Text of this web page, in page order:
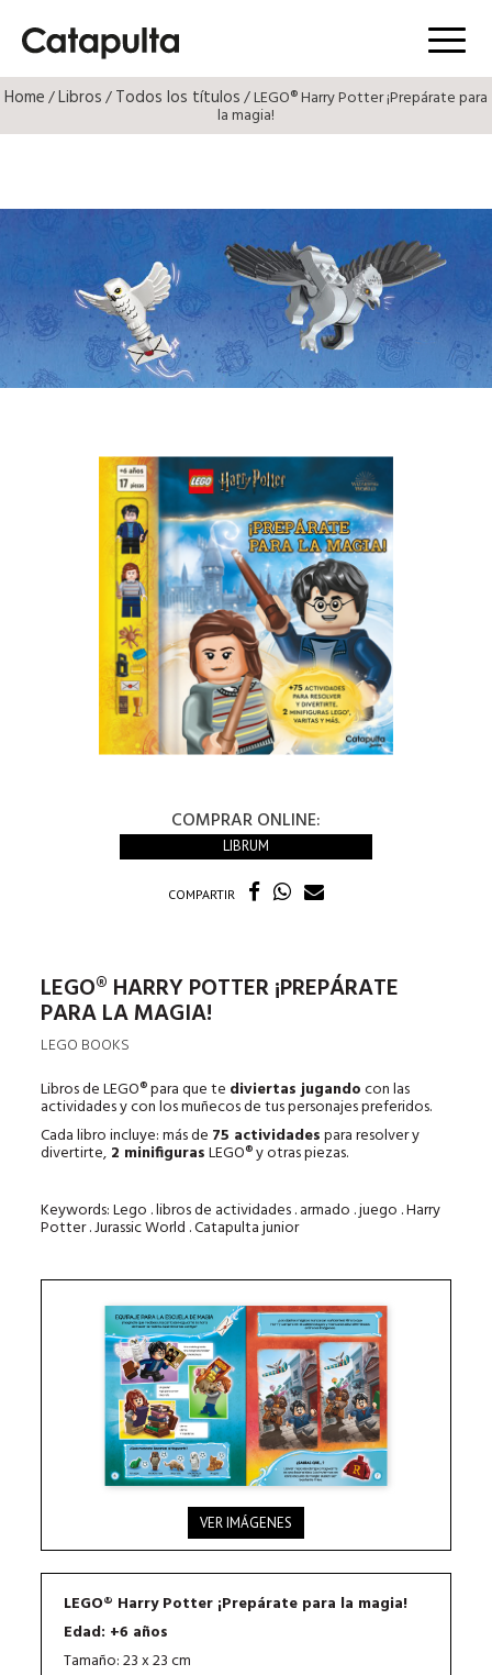
Menú
Home/Libros/Todos los títulos/ LEGO® Harry Potter ¡Prepárate para
la magia!
COMPRAR ONLINE:
LIBRUM
COMPARTIR
LEGO® HARRY POTTER ¡PREPÁRATE
PARA LA MAGIA!
LEGO BOOKS
Libros de LEGO® para que te diviertas jugandocon las
actividades y con los muñecos de tus personajes preferidos.
Cada libro incluye: más de 75 actividadespara resolver y
divertirte, 2 minifigurasLEGO® y otras piezas.
Keywords: Lego . libros de actividades . armado . juego . Harry
Potter . Jurassic World . Catapulta junior
VER IMÁGENES
LEGO® Harry Potter ¡Prepárate para la magia!
Edad: +6 años
Tamaño: 23 x 23 cm